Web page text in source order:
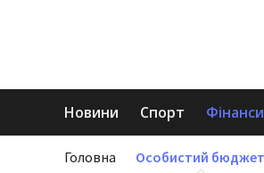
Новини Спорт Фінанси
Головна Особистий бюджет